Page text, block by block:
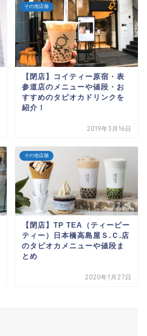
その他店舗
【閉店】コイティー原宿・表
参道店のメニューや値段・お
すすめのタピオカドリンクを
紹介！
2019年3月16日
その他店舗
【閉店】TP TEA（ティーピー
ティー）日本橋高島屋Ｓ.Ｃ.店
のタピオカメニューや値段ま
とめ
2020年1月27日